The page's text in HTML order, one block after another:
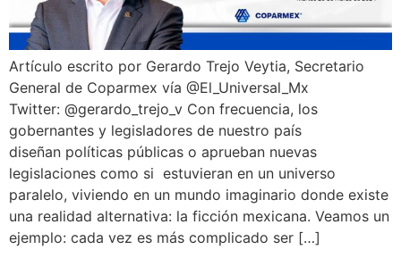
Artículo escrito por Gerardo Trejo Veytia, Secretario
General de Coparmex vía @El_Universal_Mx
Twitter: @gerardo_trejo_v Con frecuencia, los
gobernantes y legisladores de nuestro país
diseñan políticas públicas o aprueban nuevas
legislaciones como si estuvieran en un universo
paralelo, viviendo en un mundo imaginario donde existe
una realidad alternativa: la ficción mexicana. Veamos un
ejemplo: cada vez es más complicado ser […]